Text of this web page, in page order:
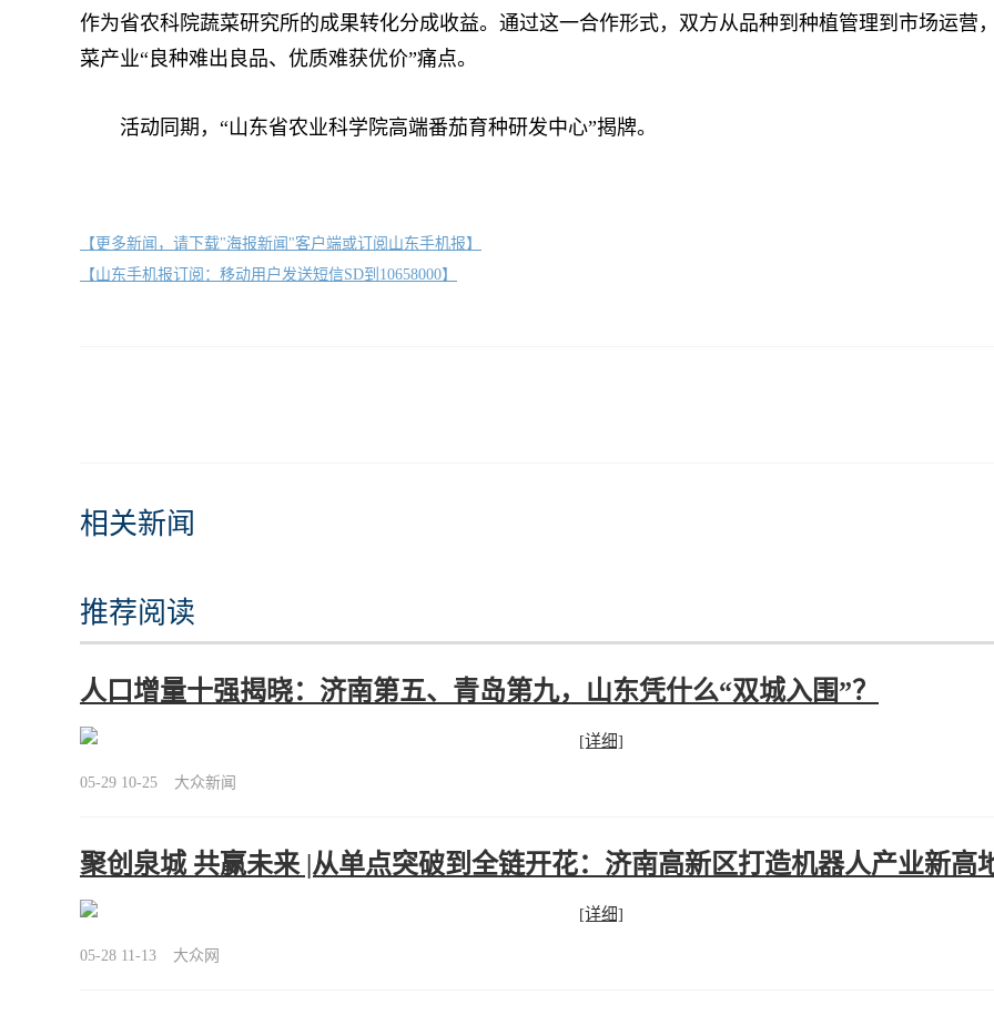
作为省农科院蔬菜研究所的成果转化分成收益。通过这一合作形式，双方从品种到种植管理到市场运营
菜产业“良种难出良品、优质难获优价”痛点。
活动同期，“山东省农业科学院高端番茄育种研发中心”揭牌。
【更多新闻，请下载"海报新闻"客户端或订阅山东手机报】
【山东手机报订阅：移动用户发送短信SD到10658000】
相关新闻
推荐阅读
人口增量十强揭晓：济南第五、青岛第九，山东凭什么“双城入围”？
[详细]
05-29 10-25 大众新闻
聚创泉城 共赢未来 |从单点突破到全链开花：济南高新区打造机器人产业新高
[详细]
05-28 11-13 大众网